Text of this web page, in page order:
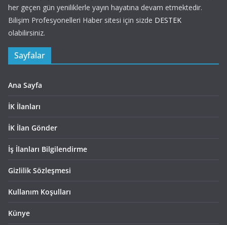
her geçen gün yeniliklerle yayın hayatına devam etmektedir.
Bilişim Profesyonelleri Haber sitesi için sizde DESTEK
olabilirsiniz.
Sayfalar
Ana Sayfa
İK İlanları
İK İlan Gönder
İş İlanları Bilgilendirme
Gizlilik Sözleşmesi
Kullanım Koşulları
Künye